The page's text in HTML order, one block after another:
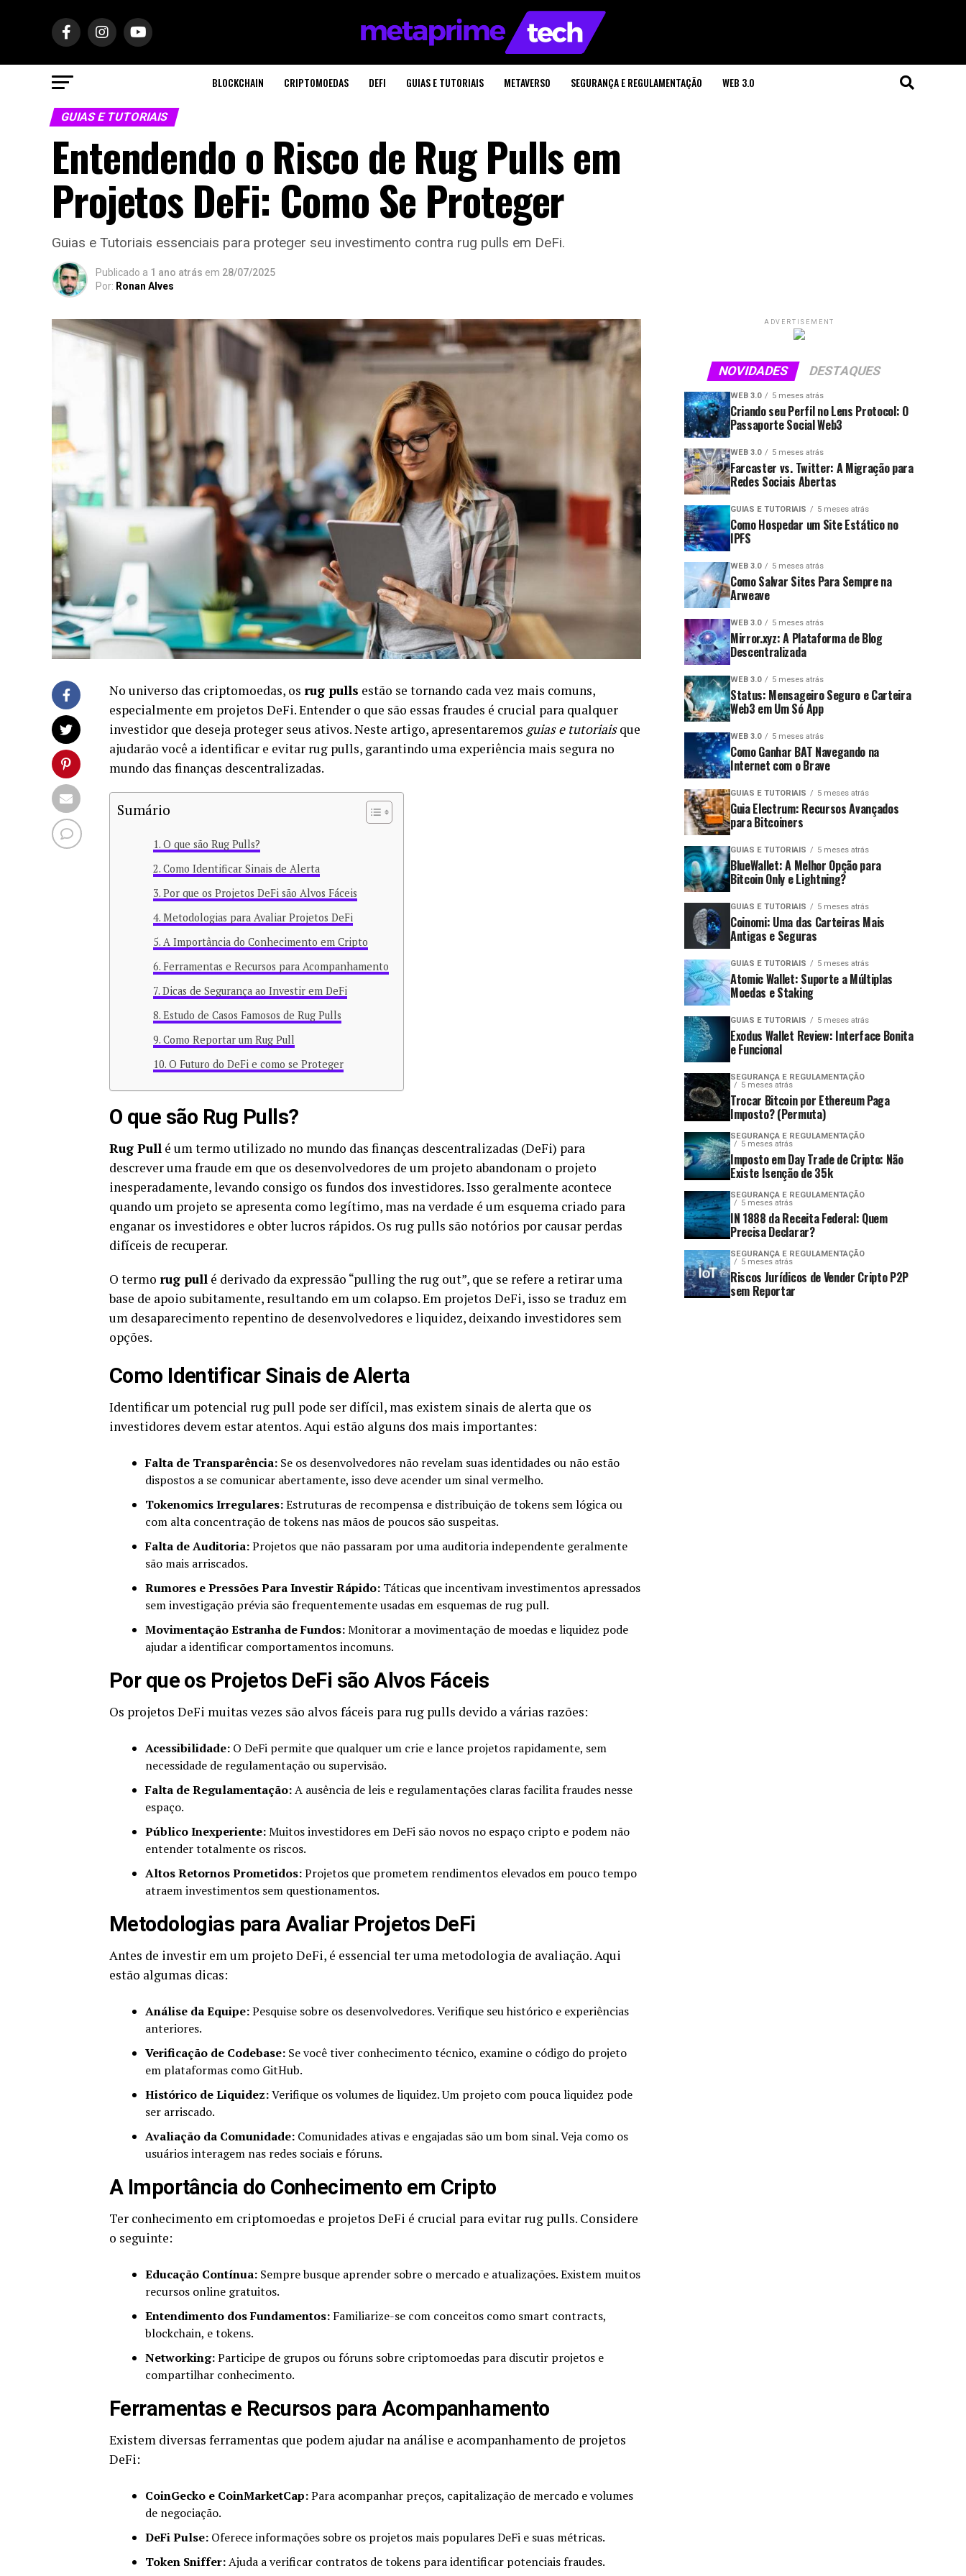
BLOCKCHAIN CRIPTOMOEDAS DEFI GUIAS E TUTORIAIS METAVERSO SEGURANÇA E REGULAMENTAÇÃO WEB 3.0
GUIAS E TUTORIAIS
Entendendo o Risco de Rug Pulls em
Projetos DeFi: Como Se Proteger
Guias e Tutoriais essenciais para proteger seu investimento contra rug pulls em DeFi.
Publicado a 1 ano atrás em 28/07/2025
Por: Ronan Alves
No universo das criptomoedas, os rug pulls estão se tornando cada vez mais comuns,
especialmente em projetos DeFi. Entender o que são essas fraudes é crucial para qualquer
investidor que deseja proteger seus ativos. Neste artigo, apresentaremos guias e tutoriaisque
ajudarão você a identificar e evitar rug pulls, garantindo uma experiência mais segura no
mundo das finanças descentralizadas.
Sumário
O que são Rug Pulls?
Como Identificar Sinais de Alerta
Por que os Projetos DeFi são Alvos Fáceis
Metodologias para Avaliar Projetos DeFi
A Importância do Conhecimento em Cripto
Ferramentas e Recursos para Acompanhamento
Dicas de Segurança ao Investir em DeFi
Estudo de Casos Famosos de Rug Pulls
Como Reportar um Rug Pull
O Futuro do DeFi e como se Proteger
O que são Rug Pulls?
Rug Pull é um termo utilizado no mundo das finanças descentralizadas (DeFi) para
descrever uma fraude em que os desenvolvedores de um projeto abandonam o projeto
inesperadamente, levando consigo os fundos dos investidores. Isso geralmente acontece
quando um projeto se apresenta como legítimo, mas na verdade é um esquema criado para
enganar os investidores e obter lucros rápidos. Os rug pulls são notórios por causar perdas
difíceis de recuperar.
O termo rug pull é derivado da expressão “pulling the rug out”, que se refere a retirar uma
base de apoio subitamente, resultando em um colapso. Em projetos DeFi, isso se traduz em
um desaparecimento repentino de desenvolvedores e liquidez, deixando investidores sem
opções.
Como Identificar Sinais de Alerta
Identificar um potencial rug pull pode ser difícil, mas existem sinais de alerta que os
investidores devem estar atentos. Aqui estão alguns dos mais importantes:
Falta de Transparência: Se os desenvolvedores não revelam suas identidades ou não estão
dispostos a se comunicar abertamente, isso deve acender um sinal vermelho.
Tokenomics Irregulares:Estruturas de recompensa e distribuição de tokens sem lógica ou
com alta concentração de tokens nas mãos de poucos são suspeitas.
Falta de Auditoria:Projetos que não passaram por uma auditoria independente geralmente
são mais arriscados.
Rumores e Pressões Para Investir Rápido: Táticas que incentivam investimentos apressados
sem investigação prévia são frequentemente usadas em esquemas de rug pull.
Movimentação Estranha de Fundos:Monitorar a movimentação de moedas e liquidez pode
ajudar a identificar comportamentos incomuns.
Por que os Projetos DeFi são Alvos Fáceis
Os projetos DeFi muitas vezes são alvos fáceis para rug pulls devido a várias razões:
Acessibilidade: O DeFi permite que qualquer um crie e lance projetos rapidamente, sem
necessidade de regulamentação ou supervisão.
Falta de Regulamentação:A ausência de leis e regulamentações claras facilita fraudes nesse
espaço.
Público Inexperiente:Muitos investidores em DeFi são novos no espaço cripto e podem não
entender totalmente os riscos.
Altos Retornos Prometidos:Projetos que prometem rendimentos elevados em pouco tempo
atraem investimentos sem questionamentos.
Metodologias para Avaliar Projetos DeFi
Antes de investir em um projeto DeFi, é essencial ter uma metodologia de avaliação. Aqui
estão algumas dicas:
Análise da Equipe:Pesquise sobre os desenvolvedores. Verifique seu histórico e experiências
anteriores.
Verificação de Codebase: Se você tiver conhecimento técnico, examine o código do projeto
em plataformas como GitHub.
Histórico de Liquidez:Verifique os volumes de liquidez. Um projeto com pouca liquidez pode
ser arriscado.
Avaliação da Comunidade: Comunidades ativas e engajadas são um bom sinal. Veja como os
usuários interagem nas redes sociais e fóruns.
A Importância do Conhecimento em Cripto
Ter conhecimento em criptomoedas e projetos DeFi é crucial para evitar rug pulls. Considere
o seguinte:
Educação Contínua: Sempre busque aprender sobre o mercado e atualizações. Existem muitos
recursos online gratuitos.
Entendimento dos Fundamentos: Familiarize-se com conceitos como smart contracts,
blockchain, e tokens.
Networking:Participe de grupos ou fóruns sobre criptomoedas para discutir projetos e
compartilhar conhecimento.
Ferramentas e Recursos para Acompanhamento
Existem diversas ferramentas que podem ajudar na análise e acompanhamento de projetos
DeFi:
CoinGecko e CoinMarketCap:Para acompanhar preços, capitalização de mercado e volumes
de negociação.
DeFi Pulse: Oferece informações sobre os projetos mais populares DeFi e suas métricas.
Token Sniffer:Ajuda a verificar contratos de tokens para identificar potenciais fraudes.
ADVERTISEMENT
NOVIDADES DESTAQUES
WEB 3.0 5 meses atrás
Criando seu Perfil no Lens Protocol: O
Passaporte Social Web3
WEB 3.0 5 meses atrás
Farcaster vs. Twitter: A Migração para
Redes Sociais Abertas
GUIAS E TUTORIAIS 5 meses atrás
Como Hospedar um Site Estático no
IPFS
WEB 3.0 5 meses atrás
Como Salvar Sites Para Sempre na
Arweave
WEB 3.0 5 meses atrás
Mirror.xyz: A Plataforma de Blog
Descentralizada
WEB 3.0 5 meses atrás
Status: Mensageiro Seguro e Carteira
Web3 em Um Só App
WEB 3.0 5 meses atrás
Como Ganhar BAT Navegando na
Internet com o Brave
GUIAS E TUTORIAIS 5 meses atrás
Guia Electrum: Recursos Avançados
para Bitcoiners
GUIAS E TUTORIAIS 5 meses atrás
BlueWallet: A Melhor Opção para
Bitcoin Only e Lightning?
GUIAS E TUTORIAIS 5 meses atrás
Coinomi: Uma das Carteiras Mais
Antigas e Seguras
GUIAS E TUTORIAIS 5 meses atrás
Atomic Wallet: Suporte a Múltiplas
Moedas e Staking
GUIAS E TUTORIAIS 5 meses atrás
Exodus Wallet Review: Interface Bonita
e Funcional
SEGURANÇA E REGULAMENTAÇÃO
5 meses atrás
Trocar Bitcoin por Ethereum Paga
Imposto? (Permuta)
SEGURANÇA E REGULAMENTAÇÃO
5 meses atrás
Imposto em Day Trade de Cripto: Não
Existe Isenção de 35k
SEGURANÇA E REGULAMENTAÇÃO
5 meses atrás
IN 1888 da Receita Federal: Quem
Precisa Declarar?
SEGURANÇA E REGULAMENTAÇÃO
5 meses atrás
Riscos Jurídicos de Vender Cripto P2P
sem Reportar